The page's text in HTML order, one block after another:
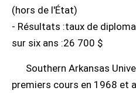
(hors de l'État)
- Résultats :taux de
sur six ans :26 700 $
Southern Arkansas
premiers cours en 1968 et